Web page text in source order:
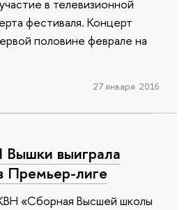
в телевизионной
фестиваля. Концерт
половине феврале на
27 января 2016
выиграла
Премьер-лиге
«Сборная Высшей школы